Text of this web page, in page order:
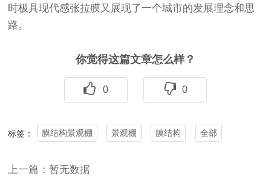
时极具现代感张拉膜又展现了一个城市的发展理念和思
路。
你觉得这篇文章怎么样？
0 0
标签： 膜结构景观棚 景观棚 膜结构 全部
上一篇：暂无数据